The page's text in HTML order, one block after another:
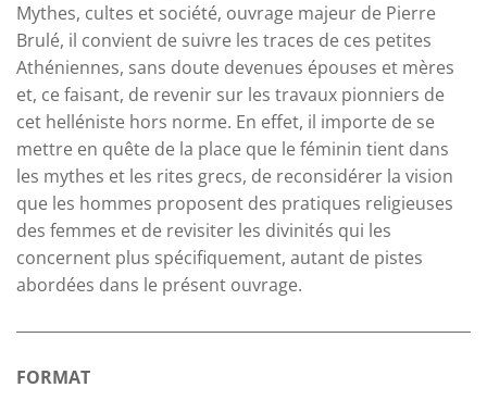
Mythes, cultes et société, ouvrage majeur de Pierre
Brulé, il convient de suivre les traces de ces petites
Athéniennes, sans doute devenues épouses et mères
et, ce faisant, de revenir sur les travaux pionniers de
cet helléniste hors norme. En effet, il importe de se
mettre en quête de la place que le féminin tient dans
les mythes et les rites grecs, de reconsidérer la vision
que les hommes proposent des pratiques religieuses
des femmes et de revisiter les divinités qui les
concernent plus spécifiquement, autant de pistes
abordées dans le présent ouvrage.
FORMAT